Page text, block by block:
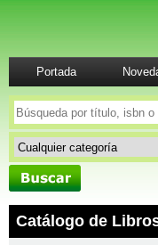
Portada
Catálogo de